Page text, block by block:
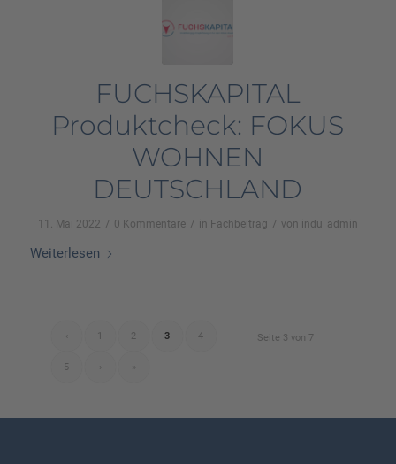
FUCHSKAPITAL
Produktcheck: FOKUS
WOHNEN
DEUTSCHLAND
11. Mai 2022 / 0 Kommentare / in Fachbeitrag / von indu_admin
Weiterlesen
Seite 3 von 7
1 2 3 4
5